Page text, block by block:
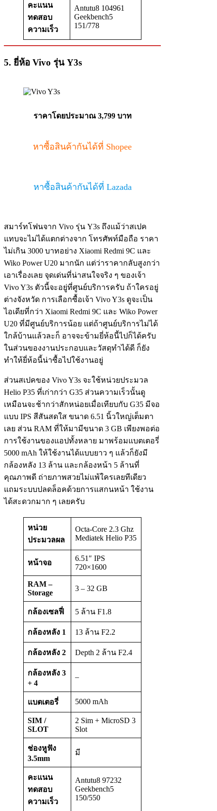
คะแนน
ทดสอบ
ความเร็ว
Antutu8 104961
Geekbench5
151/778
5. ยี่ห้อ Vivo รุ่น Y3s
ราคาโดยประมาณ 3,799 บาท
หาซื้อสินค้ากันได้ที่ Shopee
หาซื้อสินค้ากันได้ที่ Lazada
สมาร์ทโฟนจาก Vivo รุ่น Y3s ถึงแม้ว่าสเปค
แทบจะไม่ได้แตกต่างจาก โทรศัพท์มือถือ ราคา
ไม่เกิน 3000 บาทอย่าง Xiaomi Redmi 9C และ
Wiko Power U20 มากนัก แต่ว่าราคากลับสูงกว่า
เอาเรื่องเลย จุดเด่นที่น่าสนใจจริง ๆ ของเจ้า
Vivo Y3s ตัวนี้จะอยู่ที่ศูนย์บริการครับ ถ้าใครอยู่
ต่างจังหวัด การเลือกซื้อเจ้า Vivo Y3s ดูจะเป็น
ไอเดียที่กว่า Xiaomi Redmi 9C และ Wiko Power
U20 ที่มีศูนย์บริการน้อย แต่ถ้าศูนย์บริการไม่ได้
ใกล้บ้านแล้วละก็ อาจจะข้ามยี่ห้อนี้ไปก็ได้ครับ
ในส่วนของงานประกอบและวัสดุทำได้ดี ก็ยัง
ทำให้ยี่ห้อนี้น่าซื้อไปใช้งานอยู่
ส่วนสเปคของ Vivo Y3s จะใช้หน่วยประมวล
Helio P35 ที่เก่ากว่า G35 ส่วนความเร็วนั้นดู
เหมือนจะช้ากว่าสักหน่อยเมื่อเทียบกับ G35 มีจอ
แบบ IPS สีสันสดใส ขนาด 6.51 นิ้วใหญ่เต็มตา
เลย ส่วน RAM ที่ให้มามีขนาด 3 GB เพียงพอต่อ
การใช้งานของแอปทั้งหลาย มาพร้อมแบตเตอรี่
5000 mAh ให้ใช้งานได้แบบยาว ๆ แล้วก็ยังมี
กล้องหลัง 13 ล้าน และกล้องหน้า 5 ล้านที่
คุณภาพดี ถ่ายภาพสวยไม่แพ้ใครเลยทีเดียว
แถมระบบปลดล็อคด้วยการแสกนหน้า ใช้งาน
ได้สะดวกมาก ๆ เลยครับ
หน่วย
ประมวลผล
Octa-Core 2.3 Ghz
Mediatek Helio P35
หน้าจอ
6.51″ IPS
720×1600
RAM –
Storage
3 – 32 GB
กล้องเซลฟี่ 5 ล้าน F1.8
กล้องหลัง 1 13 ล้าน F2.2
กล้องหลัง 2 Depth 2 ล้าน F2.4
กล้องหลัง 3
+ 4
–
แบตเตอรี่ 5000 mAh
SIM /
SLOT
2 Sim + MicroSD 3
Slot
ช่องหูฟัง
3.5mm
มี
คะแนน
ทดสอบ
ความเร็ว
Antutu8 97232
Geekbench5
150/550